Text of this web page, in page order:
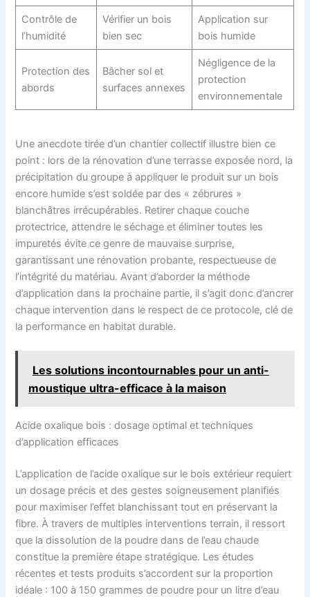
Contrôle de
l’humidité
Vérifier un bois
bien sec
Application sur
bois humide
Protection des
abords
Bâcher sol et
surfaces annexes
Négligence de la
protection
environnementale
Une anecdote tirée d’un chantier collectif illustre bien ce
point : lors de la rénovation d’une terrasse exposée nord, la
précipitation du groupe à appliquer le produit sur un bois
encore humide s’est soldée par des « zébrures »
blanchâtres irrécupérables. Retirer chaque couche
protectrice, attendre le séchage et éliminer toutes les
impuretés évite ce genre de mauvaise surprise,
garantissant une rénovation probante, respectueuse de
l’intégrité du matériau. Avant d’aborder la méthode
d’application dans la prochaine partie, il s’agit donc d’ancrer
chaque intervention dans le respect de ce protocole, clé de
la performance en habitat durable.
Les solutions incontournables pour un anti-
moustique ultra-efficace à la maison
Acide oxalique bois : dosage optimal et techniques
d’application efficaces
L’application de l’acide oxalique sur le bois extérieur requiert
un dosage précis et des gestes soigneusement planifiés
pour maximiser l’effet blanchissant tout en préservant la
fibre. À travers de multiples interventions terrain, il ressort
que la dissolution de la poudre dans de l’eau chaude
constitue la première étape stratégique. Les études
récentes et tests produits s’accordent sur la proportion
idéale : 100 à 150 grammes de poudre pour un litre d’eau